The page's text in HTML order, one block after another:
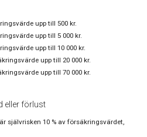
upp till 500 kr.
upp till 5 000 kr.
upp till 10 000 kr.
upp till 20 000 kr.
upp till 70 000 kr.
eller förlust
självrisken 10 % av försäkringsvärdet,